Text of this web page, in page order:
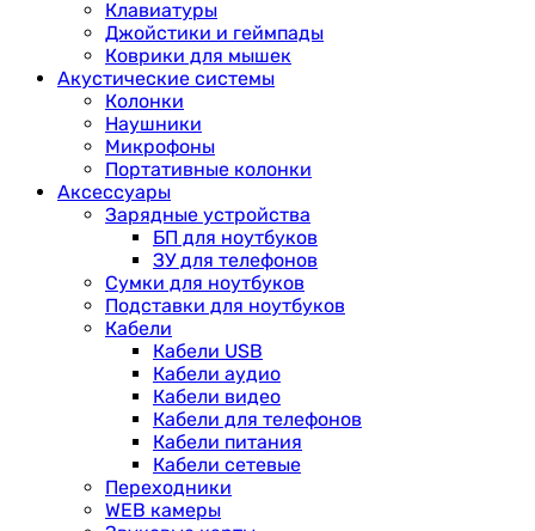
Клавиатуры
Джойстики и геймпады
Коврики для мышек
Акустические системы
Колонки
Наушники
Микрофоны
Портативные колонки
Аксессуары
Зарядные устройства
БП для ноутбуков
ЗУ для телефонов
Сумки для ноутбуков
Подставки для ноутбуков
Кабели
Кабели USB
Кабели аудио
Кабели видео
Кабели для телефонов
Кабели питания
Кабели сетевые
Переходники
WEB камеры